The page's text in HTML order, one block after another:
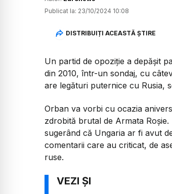
Publicat la: 23/10/2024 10:08
DISTRIBUIȚI ACEASTĂ ȘTIRE
Un partid de opoziție a depășit
din 2010, într-un sondaj, cu
are legături puternice cu Rusia,
Orban va vorbi cu ocazia
zdrobită brutal de Armata
sugerând că Ungaria ar fi avut
comentarii care au criticat, de
ruse.